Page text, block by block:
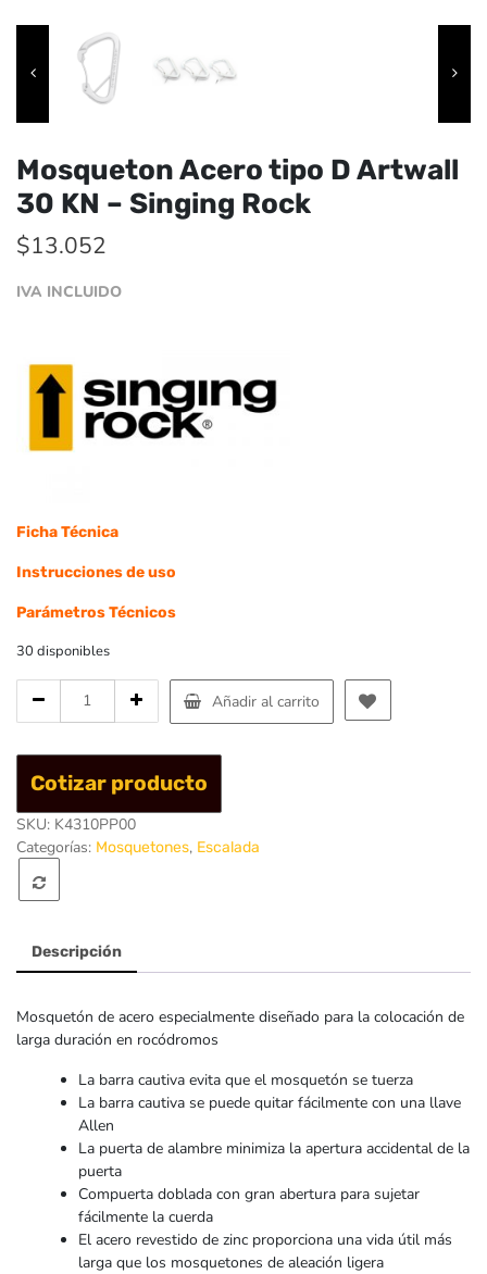
Mosqueton Acero tipo D Artwall
30 KN – Singing Rock
$13.052
IVA INCLUIDO
Ficha Técnica
Instrucciones de uso
Parámetros Técnicos
30 disponibles
Acero
tipo
Artwall
30
Rock
Añadir al carrito
Cotizar producto
SKU: K4310PP00
Categorías: Mosquetones, Escalada
Descripción
Mosquetón de acero especialmente diseñado para la colocación de
larga duración en rocódromos
La barra cautiva evita que el mosquetón se tuerza
La barra cautiva se puede quitar fácilmente con una llave
Allen
La puerta de alambre minimiza la apertura accidental de la
puerta
Compuerta doblada con gran abertura para sujetar
fácilmente la cuerda
El acero revestido de zinc proporciona una vida útil más
larga que los mosquetones de aleación ligera